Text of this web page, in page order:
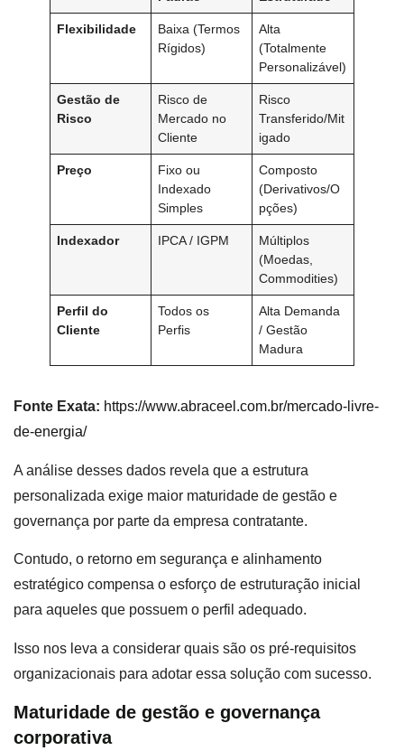
Flexibilidade
Baixa (Termos
Rígidos)
Alta
(Totalmente
Personalizável)
Gestão de
Risco
Risco de
Mercado no
Cliente
Risco
Transferido/Mit
igado
Preço
Fixo ou
Indexado
Simples
Composto
(Derivativos/O
pções)
Indexador IPCA / IGPM
Múltiplos
(Moedas,
Commodities)
Perfil do
Cliente
Todos os
Perfis
Alta Demanda
/ Gestão
Madura
Fonte Exata: https://www.abraceel.com.br/mercado-livre-
de-energia/
A análise desses dados revela que a estrutura
personalizada exige maior maturidade de gestão e
governança por parte da empresa contratante.
Contudo, o retorno em segurança e alinhamento
estratégico compensa o esforço de estruturação inicial
para aqueles que possuem o perfil adequado.
Isso nos leva a considerar quais são os pré-requisitos
organizacionais para adotar essa solução com sucesso.
Maturidade de gestão e governança
corporativa